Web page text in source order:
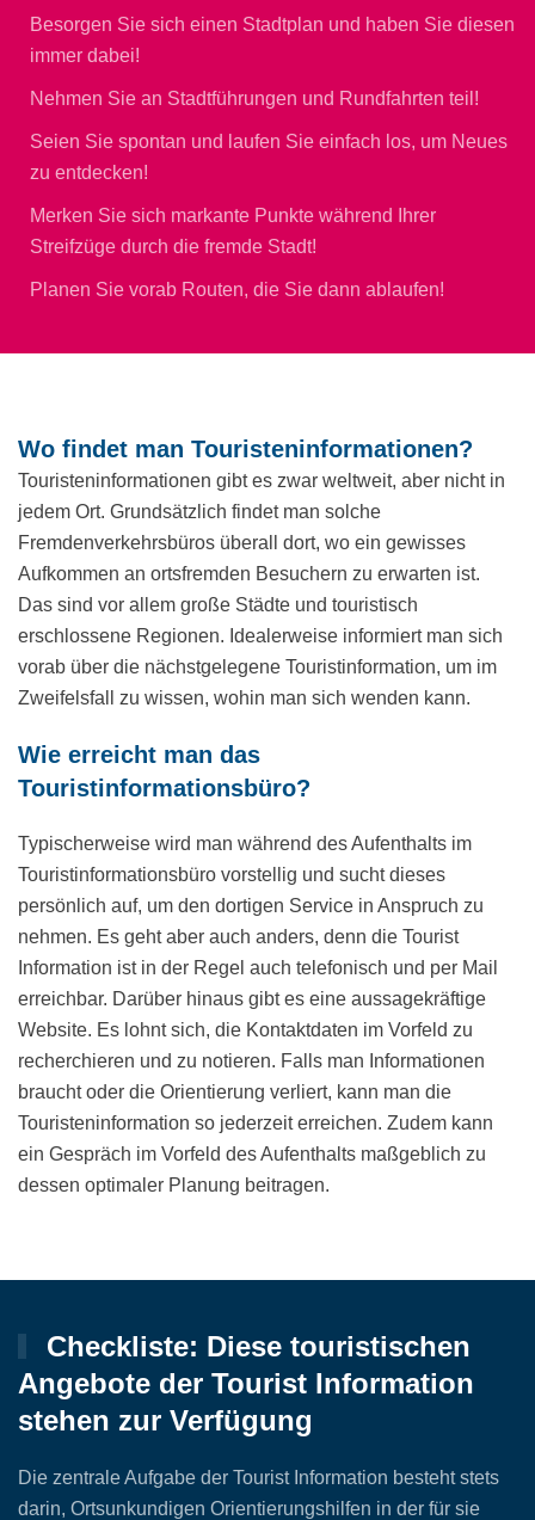
Besorgen Sie sich einen Stadtplan und haben Sie diesen
immer dabei!
Nehmen Sie an Stadtführungen und Rundfahrten teil!
Seien Sie spontan und laufen Sie einfach los, um Neues
zu entdecken!
Merken Sie sich markante Punkte während Ihrer
Streifzüge durch die fremde Stadt!
Planen Sie vorab Routen, die Sie dann ablaufen!
Wo findet man Touristeninformationen?
Touristeninformationen gibt es zwar weltweit, aber nicht in
jedem Ort. Grundsätzlich findet man solche
Fremdenverkehrsbüros überall dort, wo ein gewisses
Aufkommen an ortsfremden Besuchern zu erwarten ist.
Das sind vor allem große Städte und touristisch
erschlossene Regionen. Idealerweise informiert man sich
vorab über die nächstgelegene Touristinformation, um im
Zweifelsfall zu wissen, wohin man sich wenden kann.
Wie erreicht man das
Touristinformationsbüro?
Typischerweise wird man während des Aufenthalts im
Touristinformationsbüro vorstellig und sucht dieses
persönlich auf, um den dortigen Service in Anspruch zu
nehmen. Es geht aber auch anders, denn die Tourist
Information ist in der Regel auch telefonisch und per Mail
erreichbar. Darüber hinaus gibt es eine aussagekräftige
Website. Es lohnt sich, die Kontaktdaten im Vorfeld zu
recherchieren und zu notieren. Falls man Informationen
braucht oder die Orientierung verliert, kann man die
Touristeninformation so jederzeit erreichen. Zudem kann
ein Gespräch im Vorfeld des Aufenthalts maßgeblich zu
dessen optimaler Planung beitragen.
Checkliste: Diese touristischen
Angebote der Tourist Information
stehen zur Verfügung
Die zentrale Aufgabe der Tourist Information besteht stets
darin, Ortsunkundigen Orientierungshilfen in der für sie